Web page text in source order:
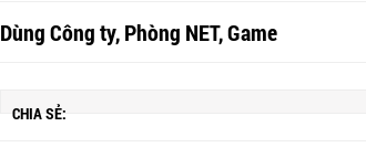
Dùng Công ty, Phòng NET, Game
CHIA SẺ: